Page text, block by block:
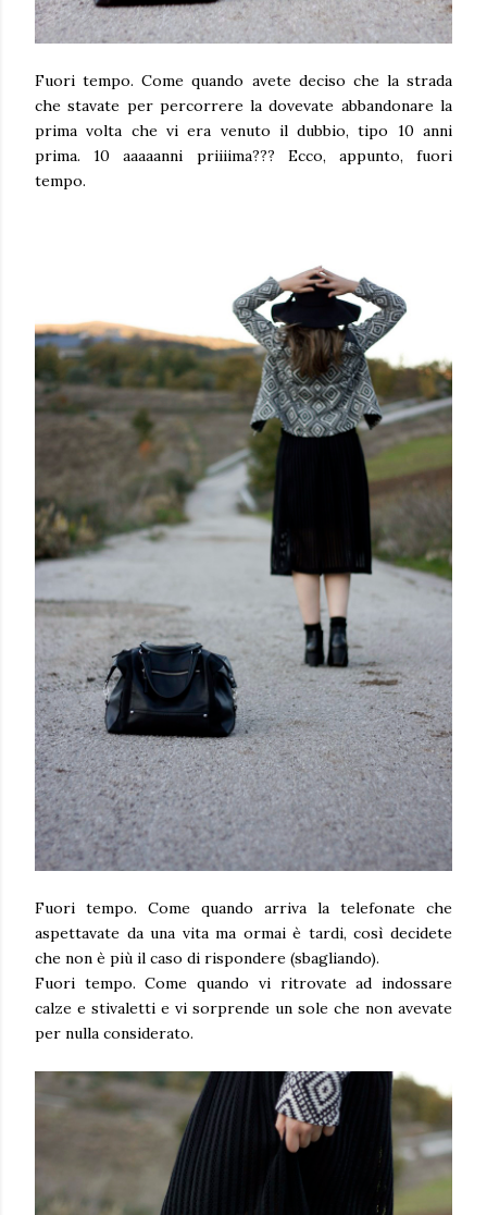
Fuori tempo. Come quando avete deciso che la strada
che stavate per percorrere la dovevate abbandonare la
prima volta che vi era venuto il dubbio, tipo 10 anni
prima. 10 aaaaanni priiiima??? Ecco, appunto, fuori
tempo.
Fuori tempo. Come quando arriva la telefonate che
aspettavate da una vita ma ormai è tardi, così decidete
che non è più il caso di rispondere (sbagliando).
Fuori tempo. Come quando vi ritrovate ad indossare
calze e stivaletti e vi sorprende un sole che non avevate
per nulla considerato.